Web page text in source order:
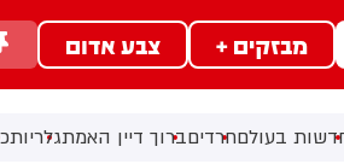
מבזקים + צבע אדום
בעולםחרדיםברוך דיין האמתגלריות